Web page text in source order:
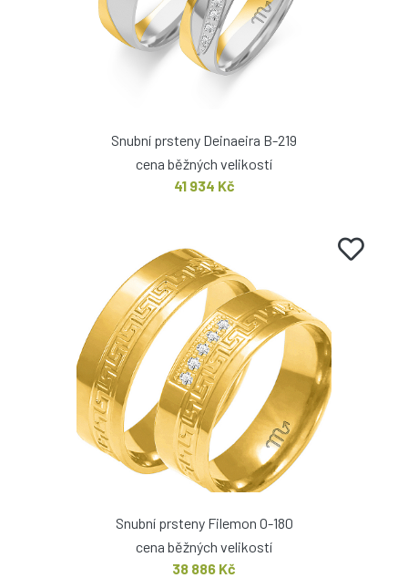
Snubní prsteny Deinaeira B-219
cena běžných velikostí
41 934 Kč
Snubní prsteny Filemon O-180
cena běžných velikostí
38 886 Kč